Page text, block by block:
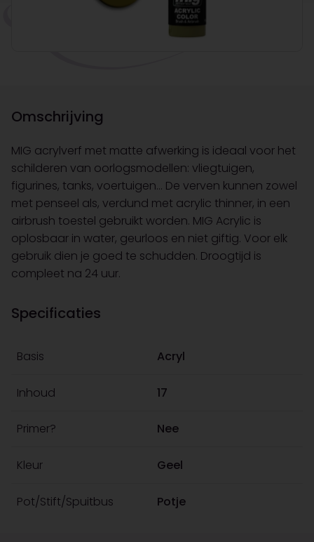
Omschrijving
MIG acrylverf met matte afwerking is ideaal voor het
schilderen van oorlogsmodellen: vliegtuigen,
figurines, tanks, voertuigen… De verven kunnen zowel
met penseel als, verdund met acrylic thinner, in een
airbrush toestel gebruikt worden. MIG Acrylic is
oplosbaar in water, geurloos en niet giftig. Voor elk
gebruik dien je goed te schudden. Droogtijd is
compleet na 24 uur.
Specificaties
Basis Acryl
Inhoud 17
Primer? Nee
Kleur Geel
Pot/Stift/Spuitbus Potje